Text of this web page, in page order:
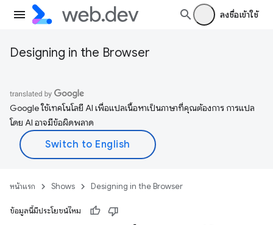
ลงชื่อเข้าใช้
Designing in the Browser
Google ใช้เทคโนโลยี AI เพื่อแปลเนื้อหาเป็นภาษาที่คุณต้องการ การแปล
โดย AI อาจมีข้อผิดพลาด
หน้าแรก Shows Designing in the Browser
ข้อมูลนี้มีประโยชน์ไหม